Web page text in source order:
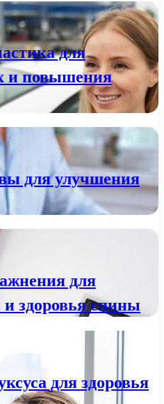
для
и повышения
для улучшения
для
здоровья спины
для здоровья